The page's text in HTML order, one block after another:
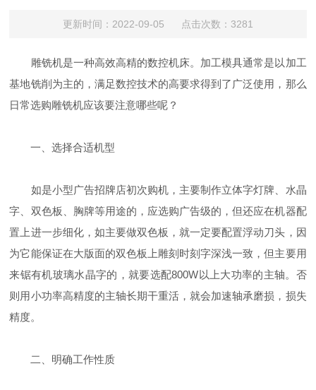
更新时间：2022-09-05 点击次数：3281
雕铣机是一种高效高精的数控机床。加工模具通常是以加工
基地铣削为主的，满足数控技术的高要求得到了广泛使用，那么
日常选购雕铣机应该要注意哪些呢？
一、选择合适机型
如是小型广告招牌店初次购机，主要制作立体字灯牌、水晶
字、双色板、胸牌等用途的，应选购广告级的，但还应在机器配
置上进一步细化，如主要做双色板，就一定要配置浮动刀头，因
为它能保证在大版面的双色板上雕刻时刻字深浅一致，但主要用
来锯有机玻璃水晶字的，就要选配800W以上大功率的主轴。否
则用小功率高精度的主轴长期干重活，就会加速轴承磨损，损失
精度。
二、明确工作性质